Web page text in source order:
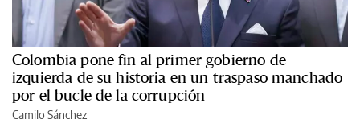
Colombia pone fin al primer gobierno de
izquierda de su historia en un traspaso manchado
por el bucle de la corrupción
Camilo Sánchez